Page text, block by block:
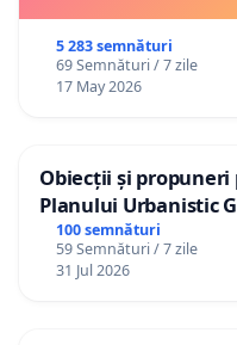
5 283 semnături
69 Semnături / 7 zile
17 May 2026
Obiecții și
Planului Urbanistic
100 semnături
59 Semnături / 7 zile
31 Jul 2026